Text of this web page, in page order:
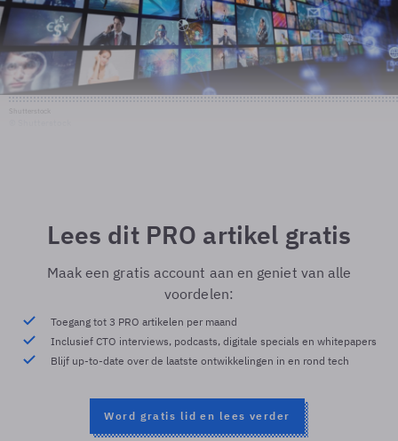
Lees dit PRO artikel gratis
Maak een gratis account aan en geniet van alle
voordelen:
Toegang tot 3 PRO artikelen per maand
Inclusief CTO interviews, podcasts, digitale specials en whitepapers
Blijf up-to-date over de laatste ontwikkelingen in en rond tech
Word gratis lid en lees verder